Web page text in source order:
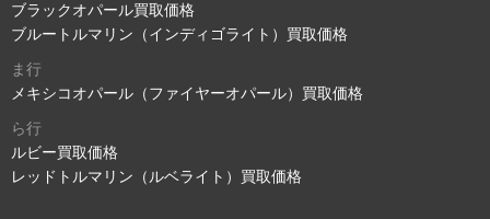
ブラックオパール買取価格
ブルートルマリン（インディゴライト）買取価格
ま行
メキシコオパール（ファイヤーオパール）買取価格
ら行
ルビー買取価格
レッドトルマリン（ルベライト）買取価格